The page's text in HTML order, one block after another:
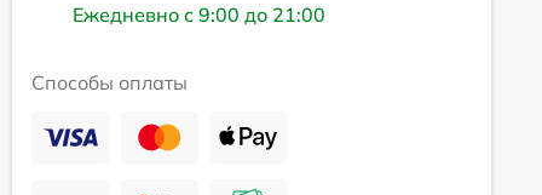
Ежедневно с 9:00 до 21:00
Способы оплаты